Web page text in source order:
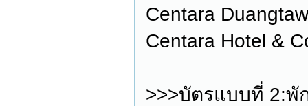
Centara
Centara Hotel &
>>>บัตรแบบที่ 2:พั